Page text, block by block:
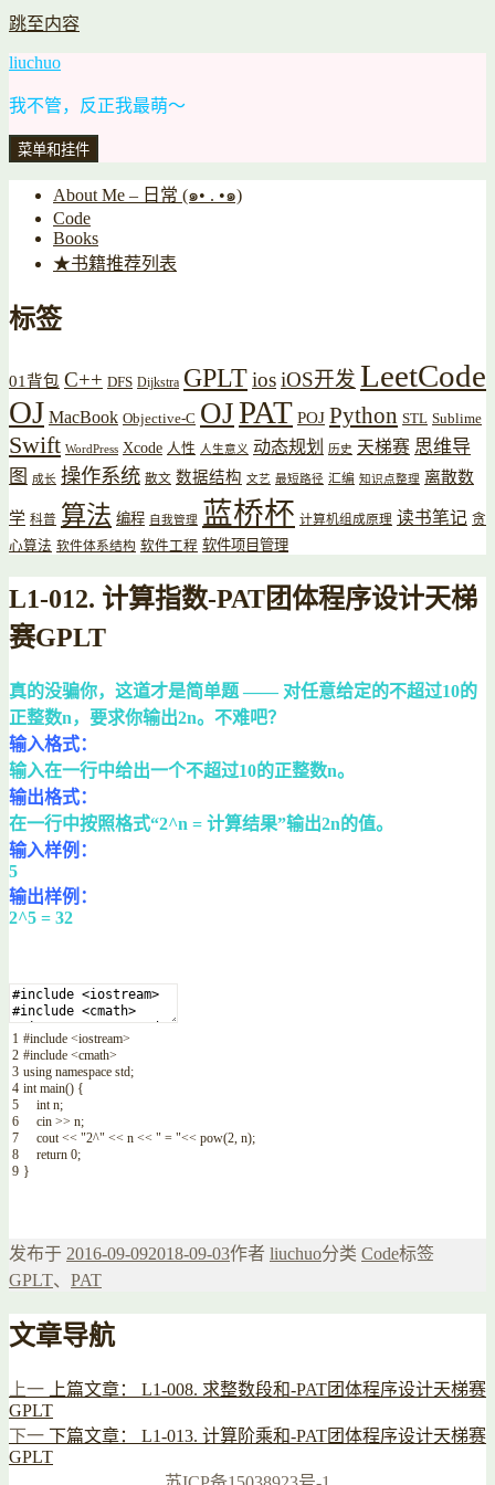
跳至内容
liuchuo
我不管，反正我最萌～
菜单和挂件
About Me – 日常 (๑• . •๑)
Code
Books
★书籍推荐列表
标签
01背包 C++ DFS Dijkstra GPLTiosiOS开发 LeetCode
OJ MacBook Objective-C OJPAT POJ Python STL Sublime
Swift WordPress Xcode 人性 人生意义 动态规划 历史 天梯赛 思维导
图
成长 操作系统 散文 数据结构 文艺 最短路径 汇编 知识点整理 离散数
学 科普 算法 编程 自我管理 蓝桥杯 计算机组成原理 读书笔记 贪
心算法 软件体系结构 软件工程 软件项目管理
L1-012. 计算指数-PAT团体程序设计天梯
赛GPLT
真的没骗你，这道才是简单题 —— 对任意给定的不超过10的
正整数n，要求你输出2n。不难吧？
输入格式：
输入在一行中给出一个不超过10的正整数n。
输出格式：
在一行中按照格式“2^n = 计算结果”输出2n的值。
输入样例：
5
输出样例：
2^5 = 32
1
2
3
4
5
6
7
8
9
#include <iostream>
#include <cmath>
using namespace std;
int main() {
int n;
cin >> n;
cout << "2^" << n << " = "<< pow(2, n);
return 0;
}
发布于 2016-09-092018-09-03作者 liuchuo分类 Code标签
GPLT、 PAT
文章导航
上一 上篇文章：
L1-008. 求整数段和-PAT团体程序设计天梯赛
GPLT
下一 下篇文章：
L1-013. 计算阶乘和-PAT团体程序设计天梯赛
GPLT